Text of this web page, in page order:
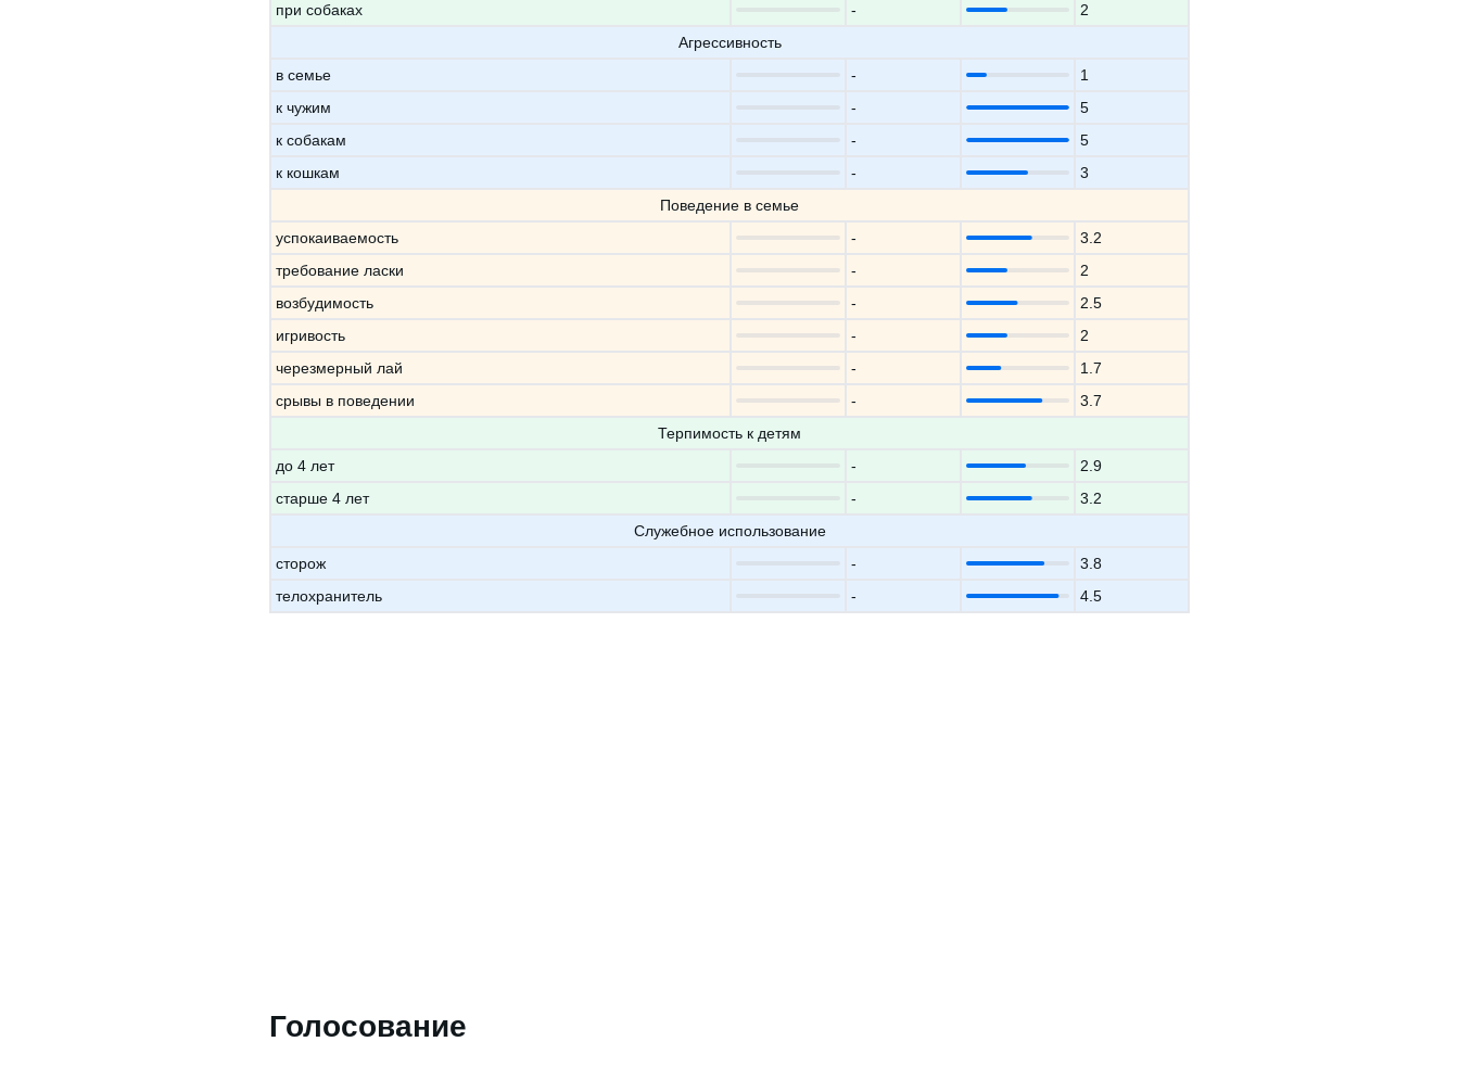
при собаках
-
2
Агрессивность
в семье
-
1
к чужим
-
5
к собакам
-
5
к кошкам
-
3
Поведение в семье
успокаиваемость
-
3.2
требование ласки
-
2
возбудимость
-
2.5
игривость
-
2
черезмерный лай
-
1.7
срывы в поведении
-
3.7
Терпимость к детям
до 4 лет
-
2.9
старше 4 лет
-
3.2
Служебное использование
сторож
-
3.8
телохранитель
- 4.5
Голосование